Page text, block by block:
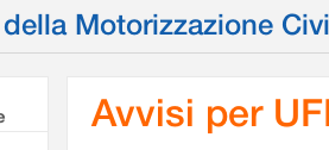
Motorizzazione
Avvisi per